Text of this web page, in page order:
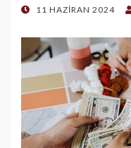
POSTED
11 HAZIRAN 2024